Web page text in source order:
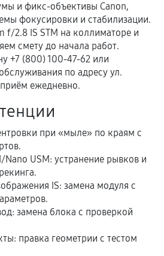
подтверждения
комплектующие
возможно оформление
Стоимость, сроки и
согласовываются отдельно и
и фикс-объективы Canon,
фокусировки и стабилизации.
f/2.8 IS STM на коллиматоре и
смету до начала работ.
+7 (800) 100-47-62 или
по адресу ул.
ежедневно.
при «мыле» по краям с
USM: устранение рывков и
IS: замена модуля с
замена блока с проверкой
правка геометрии с тестом